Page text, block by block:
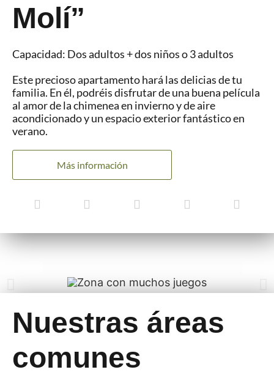
Molí”
Capacidad: Dos adultos + dos niños o 3 adultos
Este precioso apartamento hará las delicias de tu
familia. En él, podréis disfrutar de una buena película
al amor de la chimenea en invierno y de aire
acondicionado y un espacio exterior fantástico en
verano.
Más información
Nuestras áreas
comunes